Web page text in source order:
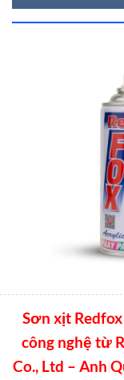
Sơn xịt
công nghệ từ
Co., Ltd – Anh